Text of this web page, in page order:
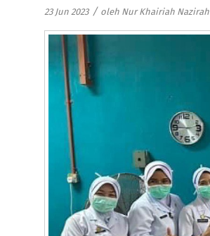
23 Jun 2023 / oleh Nur Khairiah